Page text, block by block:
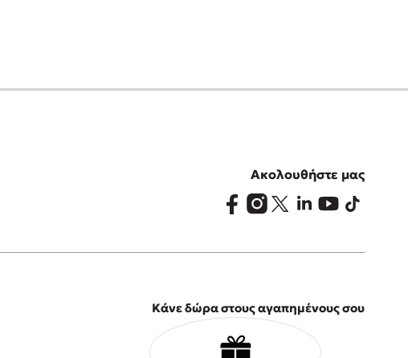
Ακολουθήστε μας
Κάνε δώρα στους αγαπημένους σου